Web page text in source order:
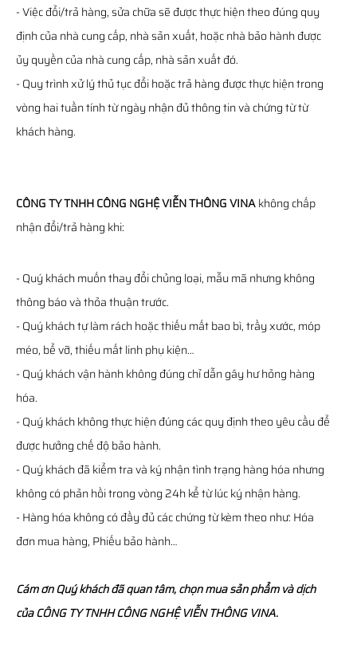
- Việc đổi/trả hàng, sửa chữa sẽ được thực hiện theo đúng quy
định của nhà cung cấp, nhà sản xuất, hoặc nhà bảo hành được
ủy quyền của nhà cung cấp, nhà sản xuất đó.
- Quy trình xử lý thủ tục đổi hoặc trả hàng được thực hiện trong
vòng hai tuần tính từ ngày nhận đủ thông tin và chứng từ từ
khách hàng.
CÔNG TY TNHH CÔNG NGHỆ VIỄN THÔNG VINAkhông chấp
nhận đổi/trả hàng khi:
- Quý khách muốn thay đổi chủng loại, mẫu mã nhưng không
thông báo và thỏa thuận trước.
- Quý khách tự làm rách hoặc thiếu mất bao bì, trầy xước, móp
méo, bể vỡ, thiếu mất linh phụ kiện…
- Quý khách vận hành không đúng chỉ dẫn gây hư hỏng hàng
hóa.
- Quý khách không thực hiện đúng các quy định theo yêu cầu để
được hưởng chế độ bảo hành.
- Quý khách đã kiểm tra và ký nhận tình trạng hàng hóa nhưng
không có phản hồi trong vòng 24h kể từ lúc ký nhận hàng.
- Hàng hóa không có đầy đủ các chứng từ kèm theo như: Hóa
đơn mua hàng, Phiếu bảo hành…
Cám ơn Quý khách đã quan tâm, chọn mua sản phẩm và dịch
của CÔNG TY TNHH CÔNG NGHỆ VIỄN THÔNG VINA.